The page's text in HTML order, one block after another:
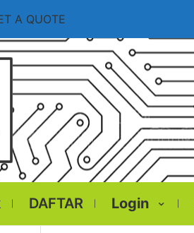
A QUOTE
DAFTAR Login